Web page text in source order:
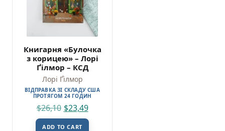
Книгарня «Булочка
з корицею» – Лорі
Ґілмор – КСД
Лорі Ґілмор
ВІДПРАВКА ЗІ СКЛАДУ США
ПРОТЯГОМ 24 ГОДИН
$26,10 $23,49
ADD TO CART